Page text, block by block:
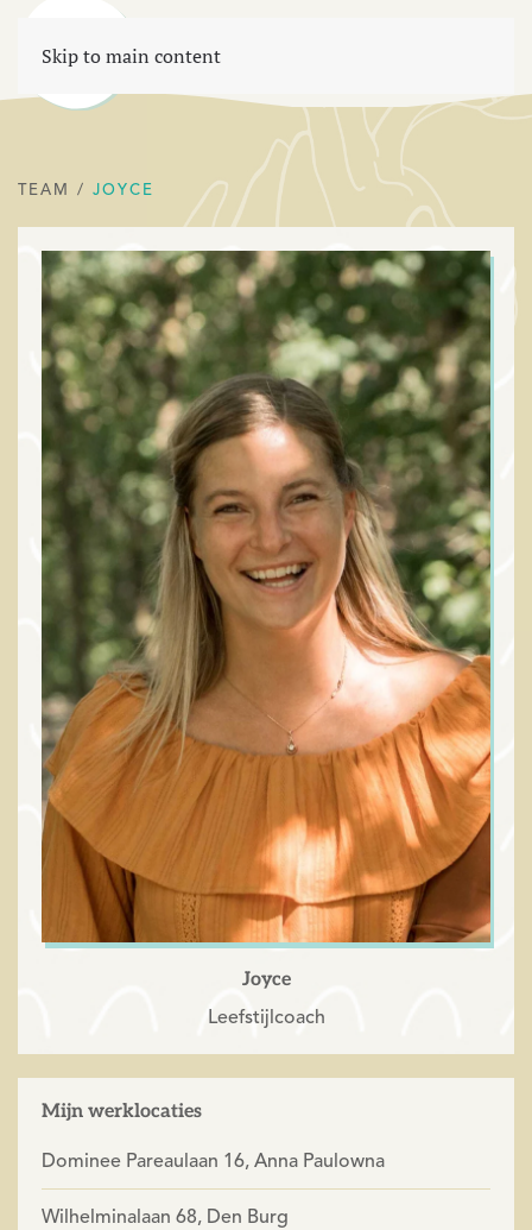
Skip to main content
TEAM / JOYCE
Joyce
Leefstijlcoach
Mijn werklocaties
Dominee Pareaulaan 16, Anna Paulowna
Wilhelminalaan 68, Den Burg